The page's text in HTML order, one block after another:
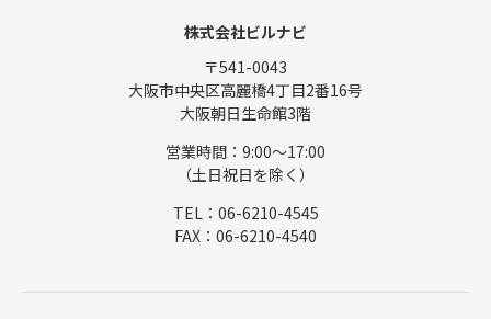
株式会社ビルナビ
〒541-0043
大阪市中央区高麗橋4丁目2番16号
大阪朝日生命館3階
営業時間：9:00〜17:00
（土日祝日を除く）
TEL：06-6210-4545
FAX：06-6210-4540